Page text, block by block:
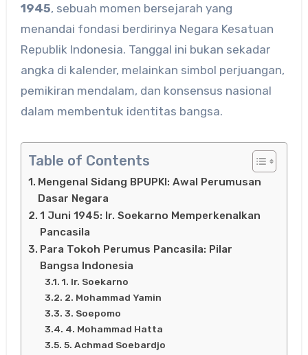
1945, sebuah momen bersejarah yang
menandai fondasi berdirinya Negara Kesatuan
Republik Indonesia. Tanggal ini bukan sekadar
angka di kalender, melainkan simbol perjuangan,
pemikiran mendalam, dan konsensus nasional
dalam membentuk identitas bangsa.
Table of Contents
Mengenal Sidang BPUPKI: Awal Perumusan
Dasar Negara
1 Juni 1945: Ir. Soekarno Memperkenalkan
Pancasila
Para Tokoh Perumus Pancasila: Pilar
Bangsa Indonesia
1. Ir. Soekarno
2. Mohammad Yamin
3. Soepomo
4. Mohammad Hatta
5. Achmad Soebardjo